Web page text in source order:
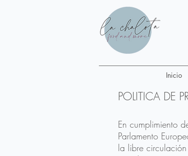
Inicio
POLITICA DE
En cumplimiento
Parlamento
la libre